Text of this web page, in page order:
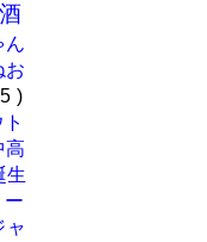
ん
お
)
高
生
ャ